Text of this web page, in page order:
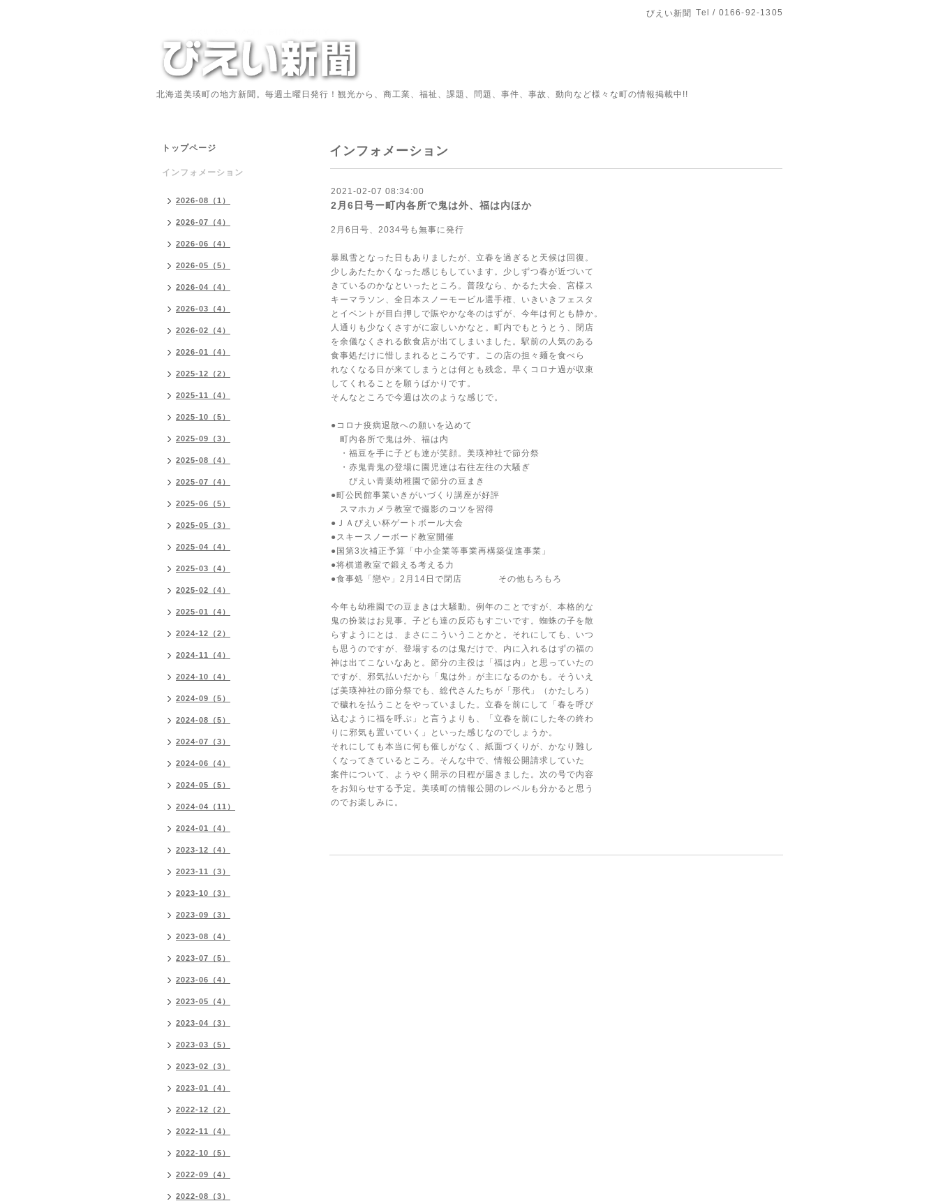
びえい新聞 Tel / 0166-92-1305
北海道美瑛町の地方新聞。毎週土曜日発行！観光から、商工業、福祉、課題、問題、事件、事故、動向など様々な町の情報掲載中!!
インフォメーション
2021-02-07 08:34:00
2月6日号ー町内各所で鬼は外、福は内ほか
2月6日号、2034号も無事に発行
暴風雪となった日もありましたが、立春を過ぎると天候は回復。
少しあたたかくなった感じもしています。少しずつ春が近づいて
きているのかなといったところ。普段なら、かるた大会、宮様ス
キーマラソン、全日本スノーモービル選手権、いきいきフェスタ
とイベントが目白押しで賑やかな冬のはずが、今年は何とも静か。
人通りも少なくさすがに寂しいかなと。町内でもとうとう、閉店
を余儀なくされる飲食店が出てしまいました。駅前の人気のある
食事処だけに惜しまれるところです。この店の担々麺を食べら
れなくなる日が来てしまうとは何とも残念。早くコロナ過が収束
してくれることを願うばかりです。
そんなところで今週は次のような感じで。
●コロナ疫病退散への願いを込めて
町内各所で鬼は外、福は内
・福豆を手に子ども達が笑顔。美瑛神社で節分祭
・赤鬼青鬼の登場に園児達は右往左往の大騒ぎ
びえい青葉幼稚園で節分の豆まき
●町公民館事業いきがいづくり講座が好評
スマホカメラ教室で撮影のコツを習得
●ＪＡびえい杯ゲートボール大会
●スキースノーボード教室開催
●国第3次補正予算「中小企業等事業再構築促進事業」
●将棋道教室で鍛える考える力
●食事処「戀や」2月14日で閉店 その他もろもろ
今年も幼稚園での豆まきは大騒動。例年のことですが、本格的な
鬼の扮装はお見事。子ども達の反応もすごいです。蜘蛛の子を散
らすようにとは、まさにこういうことかと。それにしても、いつ
も思うのですが、登場するのは鬼だけで、内に入れるはずの福の
神は出てこないなあと。節分の主役は「福は内」と思っていたの
ですが、邪気払いだから「鬼は外」が主になるのかも。そういえ
ば美瑛神社の節分祭でも、総代さんたちが「形代」（かたしろ）
で穢れを払うことをやっていました。立春を前にして「春を呼び
込むように福を呼ぶ」と言うよりも、「立春を前にした冬の終わ
りに邪気も置いていく」といった感じなのでしょうか。
それにしても本当に何も催しがなく、紙面づくりが、かなり難し
くなってきているところ。そんな中で、情報公開請求していた
案件について、ようやく開示の日程が届きました。次の号で内容
をお知らせする予定。美瑛町の情報公開のレベルも分かると思う
のでお楽しみに。
トップページ
インフォメーション
2026-08（1）
2026-07（4）
2026-06（4）
2026-05（5）
2026-04（4）
2026-03（4）
2026-02（4）
2026-01（4）
2025-12（2）
2025-11（4）
2025-10（5）
2025-09（3）
2025-08（4）
2025-07（4）
2025-06（5）
2025-05（3）
2025-04（4）
2025-03（4）
2025-02（4）
2025-01（4）
2024-12（2）
2024-11（4）
2024-10（4）
2024-09（5）
2024-08（5）
2024-07（3）
2024-06（4）
2024-05（5）
2024-04（11）
2024-01（4）
2023-12（4）
2023-11（3）
2023-10（3）
2023-09（3）
2023-08（4）
2023-07（5）
2023-06（4）
2023-05（4）
2023-04（3）
2023-03（5）
2023-02（3）
2023-01（4）
2022-12（2）
2022-11（4）
2022-10（5）
2022-09（4）
2022-08（3）